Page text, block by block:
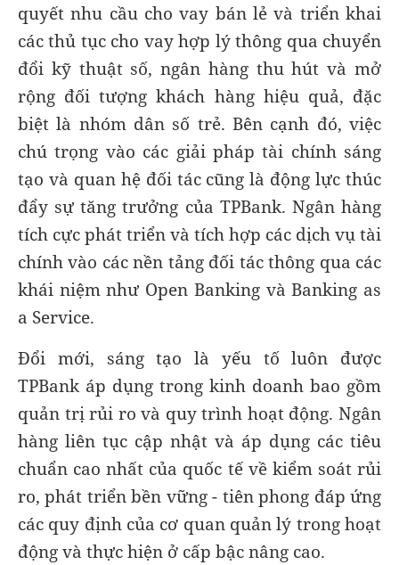
quyết nhu cầu cho vay bán lẻ và triển khai
các thủ tục cho vay hợp lý thông qua chuyển
đổi kỹ thuật số, ngân hàng thu hút và mở
rộng đối tượng khách hàng hiệu quả, đặc
biệt là nhóm dân số trẻ. Bên cạnh đó, việc
chú trọng vào các giải pháp tài chính sáng
tạo và quan hệ đối tác cũng là động lực thúc
đẩy sự tăng trưởng của TPBank. Ngân hàng
tích cực phát triển và tích hợp các dịch vụ tài
chính vào các nền tảng đối tác thông qua các
khái niệm như Open Banking và Banking as
a Service.
Đổi mới, sáng tạo là yếu tố luôn được
TPBank áp dụng trong kinh doanh bao gồm
quản trị rủi ro và quy trình hoạt động. Ngân
hàng liên tục cập nhật và áp dụng các tiêu
chuẩn cao nhất của quốc tế về kiểm soát rủi
ro, phát triển bền vững - tiên phong đáp ứng
các quy định của cơ quan quản lý trong hoạt
động và thực hiện ở cấp bậc nâng cao.